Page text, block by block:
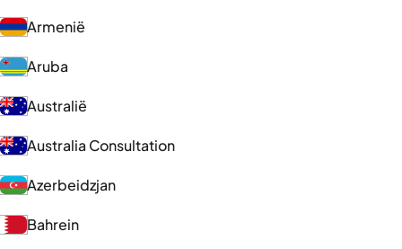
Armenië
Aruba
Australië
Australia Consultation
Azerbeidzjan
Bahrein